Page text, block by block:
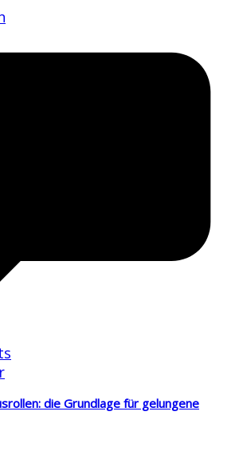
die Grundlage für gelungene